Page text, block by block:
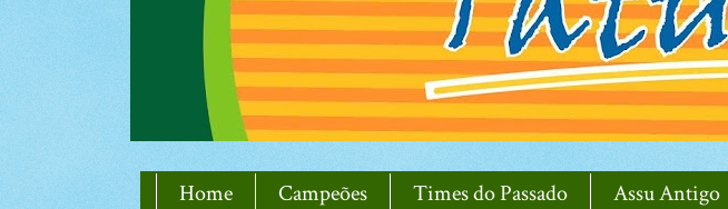
Home Campeões Times do Passado Assu Antigo